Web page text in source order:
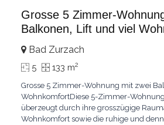
Grosse 5 Zimmer-
Balkonen, Lift und viel
Bad Zurzach
5 133 m2
Grosse 5 Zimmer-Wohnung mit zwei
WohnkomfortDiese 5-Zimmer-
überzeugt durch ihre grosszügige
Wohnkomfort sowie die ruhige und